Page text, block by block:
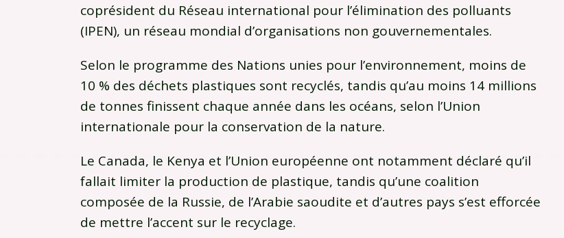
coprésident du Réseau international pour l’élimination des polluants
(IPEN), un réseau mondial d’organisations non gouvernementales.
Selon le programme des Nations unies pour l’environnement, moins de
10 % des déchets plastiques sont recyclés, tandis qu’au moins 14 millions
de tonnes finissent chaque année dans les océans, selon l’Union
internationale pour la conservation de la nature.
Le Canada, le Kenya et l’Union européenne ont notamment déclaré qu’il
fallait limiter la production de plastique, tandis qu’une coalition
composée de la Russie, de l’Arabie saoudite et d’autres pays s’est efforcée
de mettre l’accent sur le recyclage.